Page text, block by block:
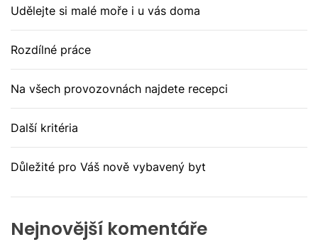
s
p
ě
v
k
y
Udělejte si malé moře i u vás doma
Rozdílné práce
Na všech provozovnách najdete recepci
Další kritéria
Důležité pro Váš nově vybavený byt
Nejnovější komentáře